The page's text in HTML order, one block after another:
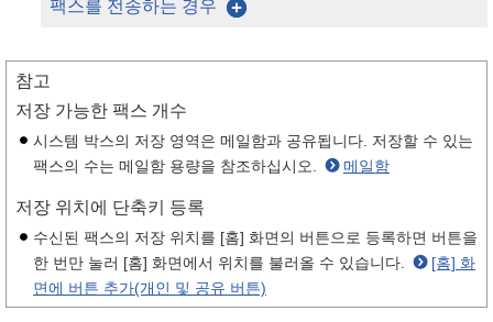
팩스를 전송하는 경우
참고
저장 가능한 팩스 개수
시스템 박스의 저장 영역은 메일함과 공유됩니다. 저장할 수 있는
팩스의 수는 메일함 용량을 참조하십시오.
메일함
저장 위치에 단축키 등록
수신된 팩스의 저장 위치를 [홈] 화면의 버튼으로 등록하면 버튼을
한 번만 눌러 [홈] 화면에서 위치를 불러올 수 있습니다.
[홈] 화
면에 버튼 추가(개인 및 공유 버튼)